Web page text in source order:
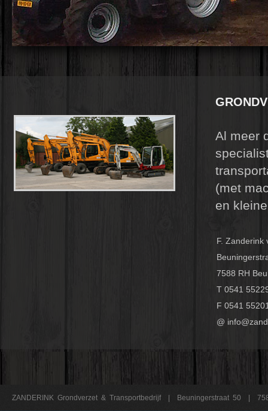
Al meer
(met
en
F. Zanderink
7588 RH
T 0541
F 0541
@
ZANDERINK Grondverzet & Transportbedrijf | Beuningerstraat 50 |